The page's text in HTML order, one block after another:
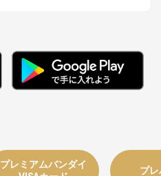
プレミアムバンダイ
プ